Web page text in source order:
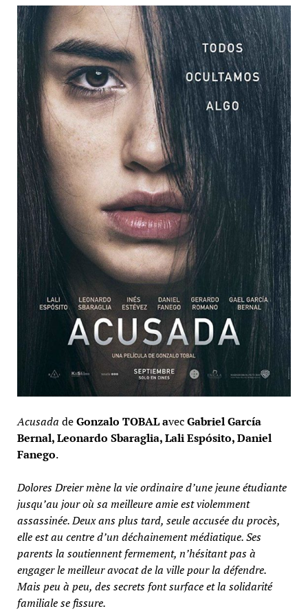
Acusada deGonzalo TOBAL avecGabrielGarcía
Bernal, Leonardo Sbaraglia, Lali Espósito, Daniel
Fanego.
Dolores Dreier mène la vie ordinaire d’une jeune étudiante
jusqu’au jour où sa meilleure amie est violemment
assassinée. Deux ans plus tard, seule accusée du procès,
elle est au centre d’un déchainement médiatique. Ses
parents la soutiennent fermement, n’hésitant pas à
engager le meilleur avocat de la ville pour la défendre.
Mais peu à peu, des secrets font surface et la solidarité
familiale se fissure.